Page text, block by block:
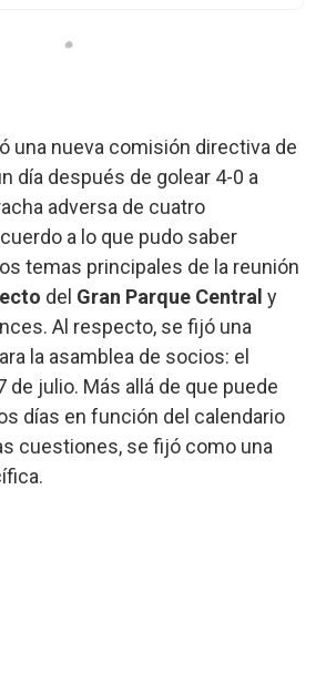
una nueva comisión directiva de
día después de golear 4-0 a
adversa de cuatro
a lo que pudo saber
temas principales de la reunión
del Gran Parque Central y
Al respecto, se fijó una
la asamblea de socios: el
de julio. Más allá de que puede
días en función del calendario
cuestiones, se fijó como una